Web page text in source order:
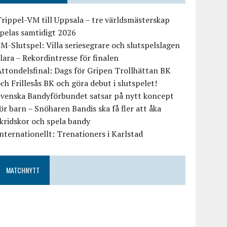
VM till Uppsala – tre världsmästerskap
samtidigt 2026
Slutspel: Villa seriesegrare och slutspelslagen
– Rekordintresse för finalen
Dags för Gripen Trollhättan BK
Frillesås BK och göra debut i slutspelet!
Bandyförbundet satsar på nytt koncept
barn – Snöharen Bandis ska få fler att åka
och spela bandy
Trenationers i Karlstad
MATCHNYTT